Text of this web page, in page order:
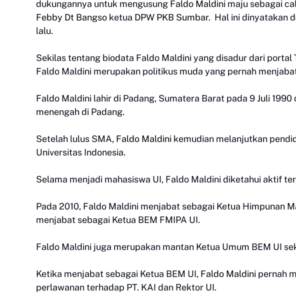
dukungannya untuk mengusung Faldo Maldini maju sebagai
Febby Dt Bangso ketua DPW PKB Sumbar. Hal ini dinyatakan
lalu.
Sekilas tentang biodata Faldo Maldini yang disadur dari portal
Faldo Maldini merupakan politikus muda yang pernah
Faldo Maldini lahir di Padang, Sumatera Barat pada 9 Juli
menengah di Padang.
Setelah lulus SMA, Faldo Maldini kemudian melanjutkan
Universitas Indonesia.
Selama menjadi mahasiswa UI, Faldo Maldini diketahui aktif
Pada 2010, Faldo Maldini menjabat sebagai Ketua Himpunan
menjabat sebagai Ketua BEM FMIPA UI.
Faldo Maldini juga merupakan mantan Ketua Umum BEM UI
Ketika menjabat sebagai Ketua BEM UI, Faldo Maldini pernah
perlawanan terhadap PT. KAI dan Rektor UI.